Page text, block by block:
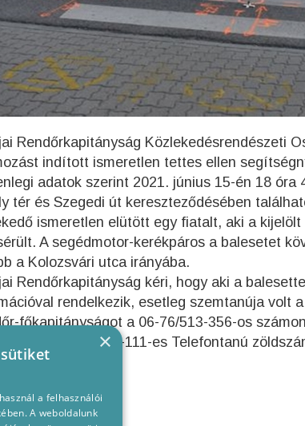
Rendőrkapitányság Közlekedésrendészeti
indított ismeretlen tettes ellen
adatok szerint 2021. június 15-én 18
tér és Szegedi út kereszteződésében
ismeretlen elütött egy fiatalt, aki a
A segédmotor-kerékpáros a balesetet
a Kolozsvári utca irányába.
Rendőrkapitányság kéri, hogy aki a
rendelkezik, esetleg szemtanúja volt
főkapitányságot a 06-76/513-356-os
a 06-80/555-111-es Telefontanú
×
a felhasználói
A weboldalunk